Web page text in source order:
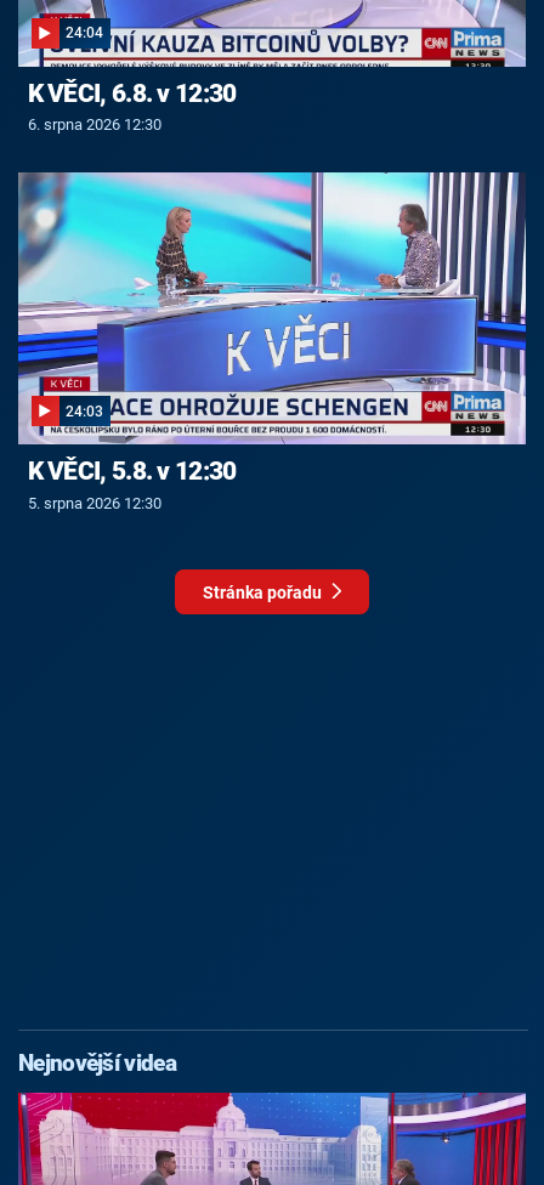
24:04
K VĚCI, 6.8. v 12:30
6. srpna 2026 12:30
24:03
K VĚCI, 5.8. v 12:30
5. srpna 2026 12:30
Stránka pořadu
Nejnovější videa